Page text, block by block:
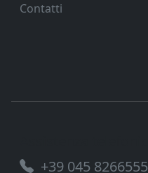
Contatti
+39 045 8266555